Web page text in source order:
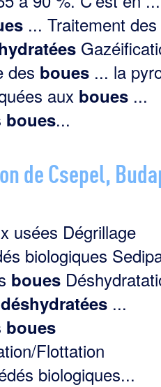
... Traitement des
des boues ... la
aux boues ...
boues...
de Csepel,
usées Dégrillage
biologiques
boues
déshydratées ...
boues
Flottation
biologiques...